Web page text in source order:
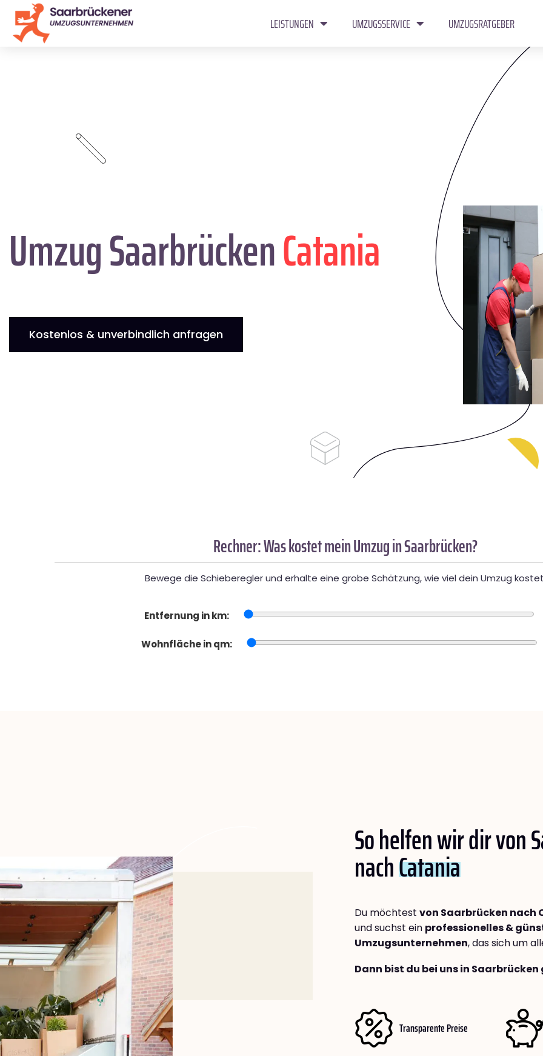
LEISTUNGEN UMZUGSSERVICE UMZUGSRATGEBER
Umzug SaarbrückenCatania
Kostenlos & unverbindlich anfragen
Rechner: Was kostet mein Umzug in Saarbrücken?
Bewege die Schieberegler und erhalte eine grobe Schätzung, wie viel dein Umzug
Entfernung in km:
Wohnfläche in qm:
So helfen wir dir von
nachCatania
Du möchtest von Saarbrücken nach
und suchst ein professionelles &
Umzugsunternehmen, das sich um
Dann bist du bei uns in
Transparente Preise